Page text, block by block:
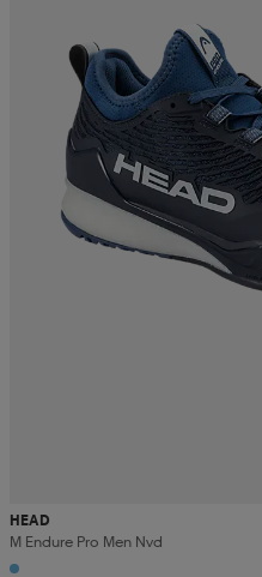
HEAD
M Endure Pro Men Nvd